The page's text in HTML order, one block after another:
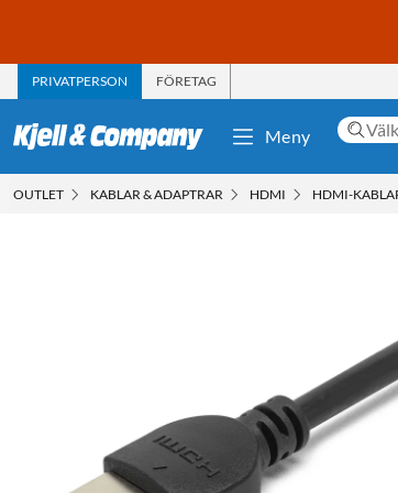
PRIVATPERSON FÖRETAG
Meny
OUTLET KABLAR & ADAPTRAR HDMI HDMI-